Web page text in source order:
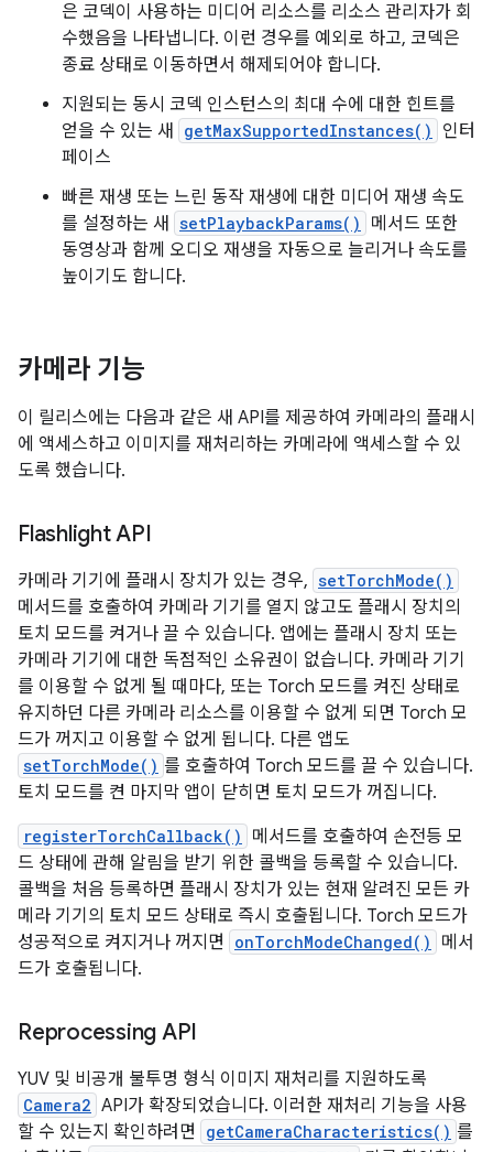
은 코덱이 사용하는 미디어 리소스를 리소스 관리자가 회
수했음을 나타냅니다. 이런 경우를 예외로 하고, 코덱은
종료 상태로 이동하면서 해제되어야 합니다.
지원되는 동시 코덱 인스턴스의 최대 수에 대한 힌트를
얻을 수 있는 새
getMaxSupportedInstances()
인터
페이스
빠른 재생 또는 느린 동작 재생에 대한 미디어 재생 속도
를 설정하는 새
setPlaybackParams()
메서드 또한
동영상과 함께 오디오 재생을 자동으로 늘리거나 속도를
높이기도 합니다.
카메라 기능
이 릴리스에는 다음과 같은 새 API를 제공하여 카메라의 플래시
에 액세스하고 이미지를 재처리하는 카메라에 액세스할 수 있
도록 했습니다.
Flashlight API
카메라 기기에 플래시 장치가 있는 경우, setTorchMode()
메서드를 호출하여 카메라 기기를 열지 않고도 플래시 장치의
토치 모드를 켜거나 끌 수 있습니다. 앱에는 플래시 장치 또는
카메라 기기에 대한 독점적인 소유권이 없습니다. 카메라 기기
를 이용할 수 없게 될 때마다, 또는 Torch 모드를 켜진 상태로
유지하던 다른 카메라 리소스를 이용할 수 없게 되면 Torch 모
드가 꺼지고 이용할 수 없게 됩니다. 다른 앱도
setTorchMode() 를 호출하여 Torch 모드를 끌 수 있습니다.
토치 모드를 켠 마지막 앱이 닫히면 토치 모드가 꺼집니다.
registerTorchCallback()
메서드를 호출하여 손전등 모
드 상태에 관해 알림을 받기 위한 콜백을 등록할 수 있습니다.
콜백을 처음 등록하면 플래시 장치가 있는 현재 알려진 모든 카
메라 기기의 토치 모드 상태로 즉시 호출됩니다. Torch 모드가
성공적으로 켜지거나 꺼지면
onTorchModeChanged()
메서
드가 호출됩니다.
Reprocessing API
YUV 및 비공개 불투명 형식 이미지 재처리를 지원하도록
Camera2 API가 확장되었습니다. 이러한 재처리 기능을 사용
할 수 있는지 확인하려면
getCameraCharacteristics() 를